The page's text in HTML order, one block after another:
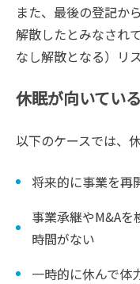
また、最後の登記か
解散したとみなされ
なし解散となる）リ
休眠が向いてい
以下のケースでは、
将来的に事業を再
事業承継やM&A
時間がない
一時的に休んで体